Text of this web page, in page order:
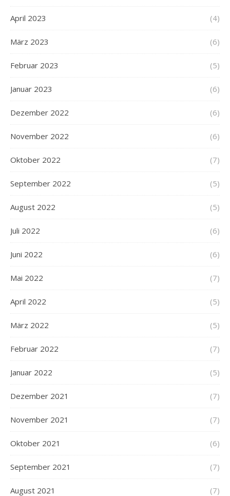
April 2023 (4)
März 2023 (6)
Februar 2023 (5)
Januar 2023 (6)
Dezember 2022 (6)
November 2022 (6)
Oktober 2022 (7)
September 2022 (5)
August 2022 (5)
Juli 2022 (6)
Juni 2022 (6)
Mai 2022 (7)
April 2022 (5)
März 2022 (5)
Februar 2022 (7)
Januar 2022 (5)
Dezember 2021 (7)
November 2021 (7)
Oktober 2021 (6)
September 2021 (7)
August 2021 (7)